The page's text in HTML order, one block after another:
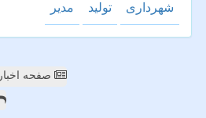
شهرداری تولید مدیر
صفحه اخبار